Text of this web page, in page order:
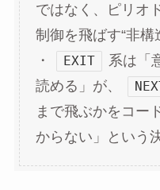
ではなく、ピリオ
制御を飛ばす“非構
・
EXIT
系は「
読める」が、
まで飛ぶかをコー
からない」という